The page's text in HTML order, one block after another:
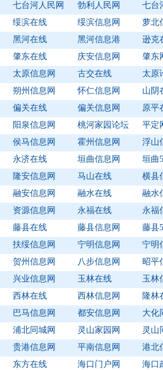
七台河人民网 勃利人民网
七台
绥滨在线 绥滨信息网
萝北
黑河在线 黑河信息港
逊克
肇东在线 庆安信息网
肇东
太原信息网 古交在线
太原
朔州信息网 怀仁信息网
山阴
偏关在线 偏关信息网
原平
阳泉信息网 桃河家园论坛
平定
侯马信息网 霍州信息网
浮山
永济在线 垣曲信息网
垣曲
隆安信息网 马山在线
横县
融安信息网 融水在线
融水
资源信息网 永福在线
永福
藤县在线 藤县信息网
藤县
扶绥信息网 宁明信息网
宁明
贺州信息网 八步信息网
昭平
兴业信息网 玉林在线
玉林
西林在线 西林信息网
隆林
巴马信息网 都安信息网
大化
浦北同城网 灵山家园网
灵山
贵港信息网 平南信息网
港北
东方在线 海口门户网
海口